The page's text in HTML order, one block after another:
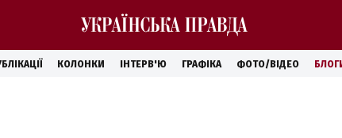
КОЛОНКИ ІНТЕРВ'Ю ГРАФІКА ФОТО/ВІДЕО